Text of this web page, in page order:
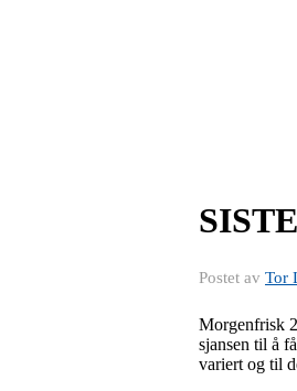
Postet av Tor
Morgenfrisk
sjansen til å
variert og til